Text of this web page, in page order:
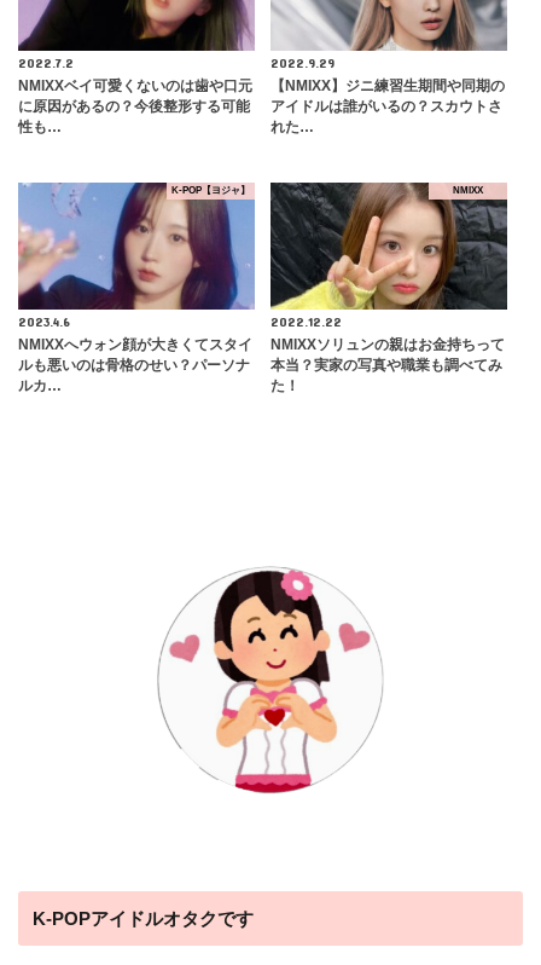
2022.7.2
NMIXXベイ可愛くないのは歯や口元
に原因があるの？今後整形する可能
性も…
2022.9.29
【NMIXX】ジニ練習生期間や同期の
アイドルは誰がいるの？スカウトさ
れた…
K-POP【ヨジャ】
2023.4.6
NMIXXへウォン顔が大きくてスタイ
ルも悪いのは骨格のせい？パーソナ
ルカ…
NMIXX
2022.12.22
NMIXXソリュンの親はお金持ちって
本当？実家の写真や職業も調べてみ
た！
K-POPアイドルオタクです